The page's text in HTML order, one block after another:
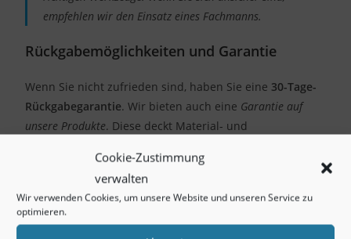
Cookie-Zustimmung
verwalten
Wir verwenden Cookies, um unsere Website und unseren Service zu
optimieren.
empfehlen wir den Einsatz eines Fachmanns.
Rückgabemöglichkeiten und Garantie
Wenn Sie nicht zufrieden sind, haben Sie eine 30-Tage-
Rückgabegarantie. Wir bieten auch eine Garantie auf
unsere Produkte. Diese deckt Material- und
Rückgaberecht